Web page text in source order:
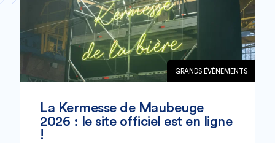
GRANDS ÉVÈNEMENTS
La Kermesse de Maubeuge
2026 : le site officiel est en ligne
!